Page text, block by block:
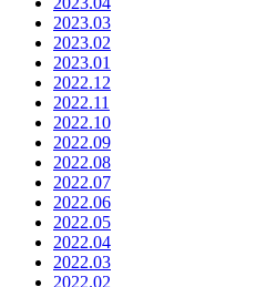
2023.03
2023.02
2023.01
2022.12
2022.11
2022.10
2022.09
2022.08
2022.07
2022.06
2022.05
2022.04
2022.03
2022.02